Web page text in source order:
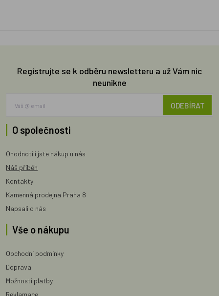
Registrujte se k odběru newsletteru a už Vám nic
neunikne
ODEBÍRAT
O společnosti
Ohodnotili jste nákup u nás
Náš příběh
Kontakty
Kamenná prodejna Praha 8
Napsali o nás
Vše o nákupu
Obchodní podmínky
Doprava
Možnosti platby